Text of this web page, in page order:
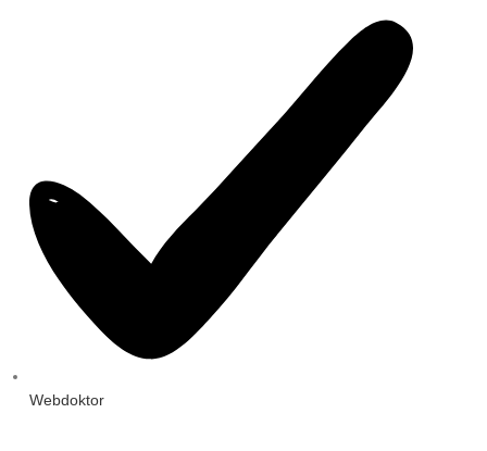
Webdoktor